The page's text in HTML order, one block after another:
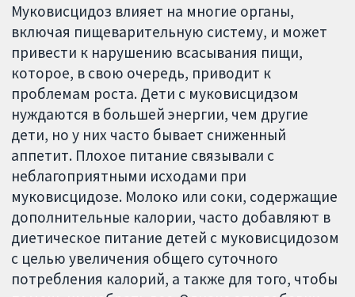
Муковисцидоз влияет на многие органы,
включая пищеварительную систему, и может
привести к нарушению всасывания пищи,
которое, в свою очередь, приводит к
проблемам роста. Дети с муковисцидзом
нуждаются в большей энергии, чем другие
дети, но у них часто бывает сниженный
аппетит. Плохое питание связывали с
неблагоприятными исходами при
муковисцидозе. Молоко или соки, содержащие
дополнительные калории, часто добавляют в
диетическое питание детей с муковисцидозом
с целью увеличения общего суточного
потребления калорий, а также для того, чтобы